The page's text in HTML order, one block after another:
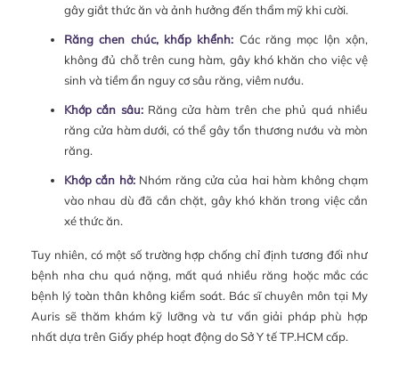
gây giắt thức ăn và ảnh hưởng đến thẩm mỹ khi cười.
Răng chen chúc, khấp khểnh: Các răng mọc lộn xộn,
không đủ chỗ trên cung hàm, gây khó khăn cho việc vệ
sinh và tiềm ẩn nguy cơ sâu răng, viêm nướu.
Khớp cắn sâu:Răng cửa hàm trên che phủ quá nhiều
răng cửa hàm dưới, có thể gây tổn thương nướu và mòn
răng.
Khớp cắn hở:Nhóm răng cửa của hai hàm không chạm
vào nhau dù đã cắn chặt, gây khó khăn trong việc cắn
xé thức ăn.
Tuy nhiên, có một số trường hợp chống chỉ định tương đối như
bệnh nha chu quá nặng, mất quá nhiều răng hoặc mắc các
bệnh lý toàn thân không kiểm soát. Bác sĩ chuyên môn tại My
Auris sẽ thăm khám kỹ lưỡng và tư vấn giải pháp phù hợp
nhất dựa trên Giấy phép hoạt động do Sở Y tế TP.HCM cấp.